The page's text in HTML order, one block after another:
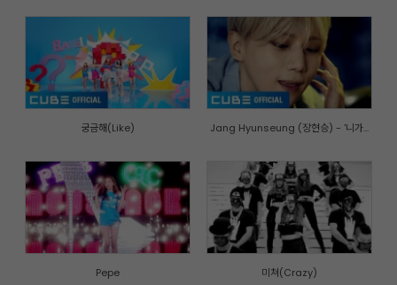
궁금해(Like) Jang Hyunseung (장현승) - '니가...
Pepe 미쳐(Crazy)